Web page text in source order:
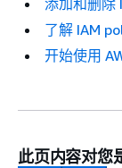
了解 IAM
开始使用
此页内容对您